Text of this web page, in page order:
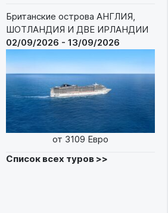
Британские острова АНГЛИЯ,
ШОТЛАНДИЯ И ДВЕ ИРЛАНДИИ
02/09/2026 - 13/09/2026
от 3109 Евро
Список всех туров >>